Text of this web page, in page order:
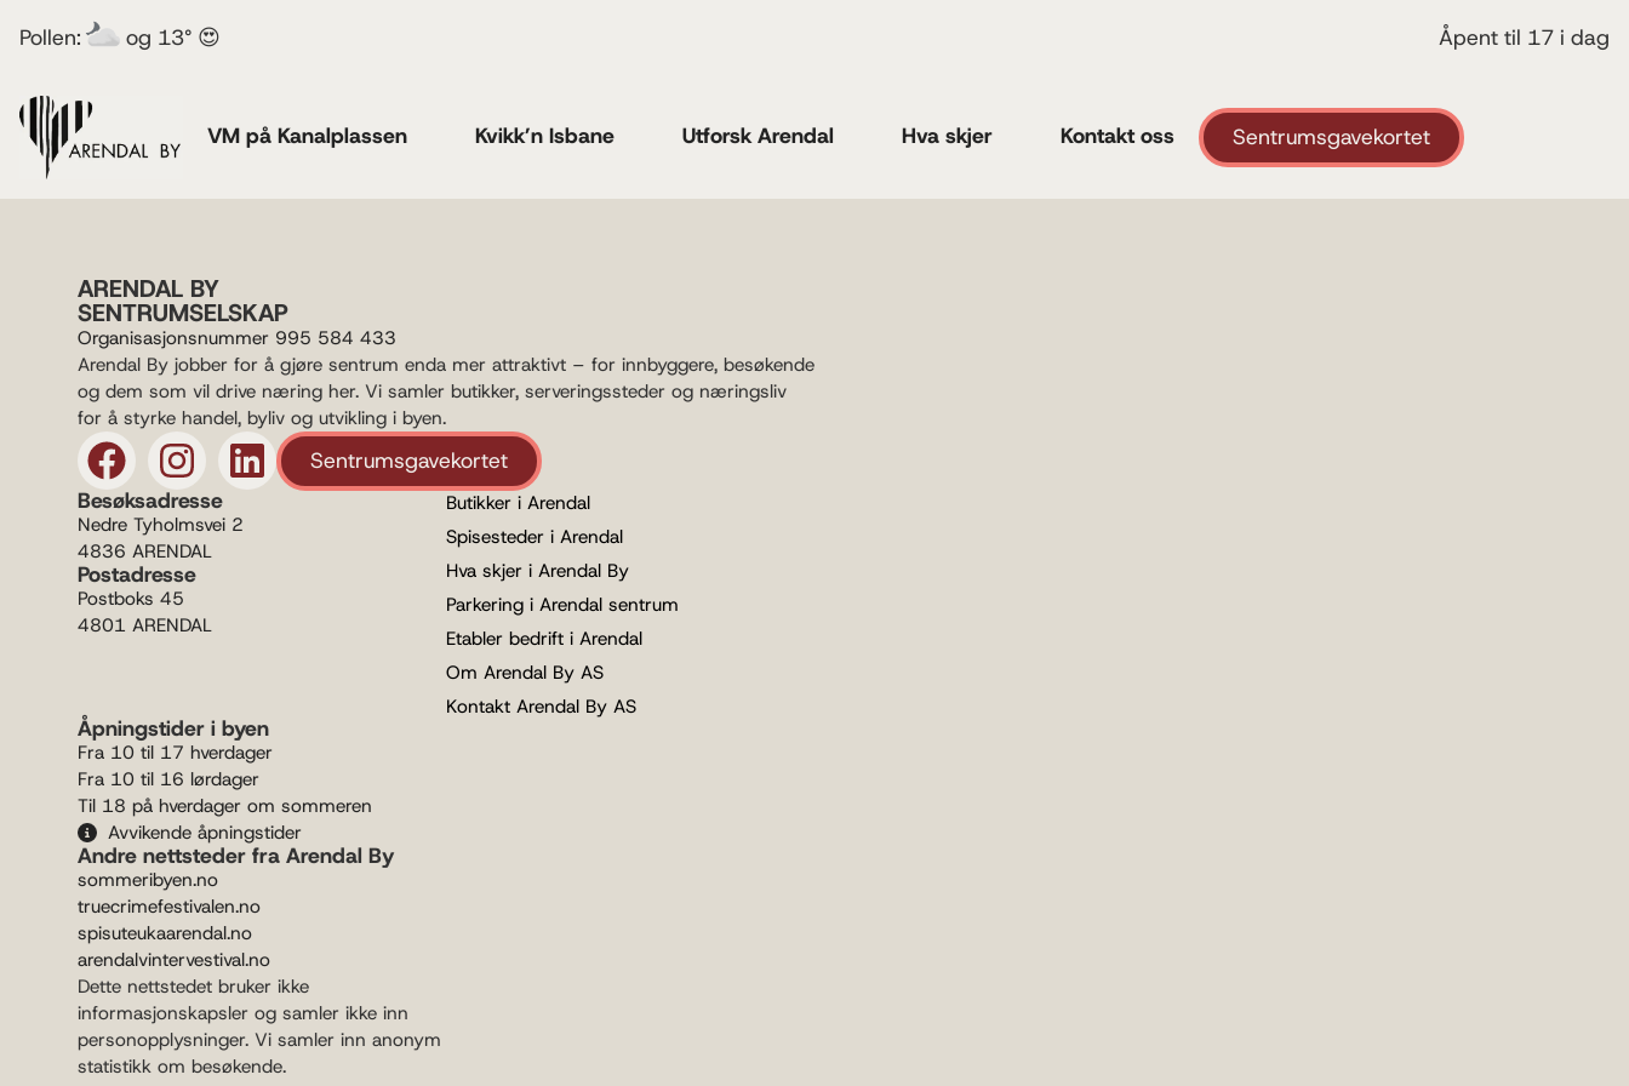
Pollen: og 13° 😍 Åpent til 17 i dag
VM på Kanalplassen Kvikk’n Isbane Utforsk Arendal Hva skjer Kontakt oss Sentrumsgavekortet
ARENDAL BY
SENTRUMSELSKAP
Organisasjonsnummer 995 584 433
Arendal By jobber for å gjøre sentrum enda mer attraktivt – for innbyggere, besøkende
og dem som vil drive næring her. Vi samler butikker, serveringssteder og næringsliv
for å styrke handel, byliv og utvikling i byen.
Sentrumsgavekortet
Besøksadresse
Nedre Tyholmsvei 2
4836 ARENDAL
Postadresse
Postboks 45
4801 ARENDAL
Butikker i Arendal
Spisesteder i Arendal
Hva skjer i Arendal By
Parkering i Arendal sentrum
Etabler bedrift i Arendal
Om Arendal By AS
Kontakt Arendal By AS
Åpningstider i byen
Fra 10 til 17 hverdager
Fra 10 til 16 lørdager
Til 18 på hverdager om sommeren
Avvikende åpningstider
Andre nettsteder fra Arendal By
sommeribyen.no
truecrimefestivalen.no
spisuteukaarendal.no
arendalvintervestival.no
Dette nettstedet bruker ikke
informasjonskapsler og samler ikke inn
personopplysninger. Vi samler inn anonym
statistikk om besøkende.